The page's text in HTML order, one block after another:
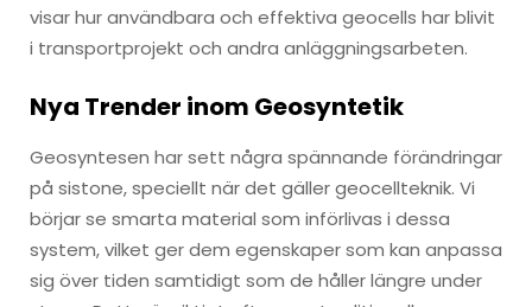
visar hur användbara och effektiva geocells har blivit
i transportprojekt och andra anläggningsarbeten.
Nya Trender inom Geosyntetik
Geosyntesen har sett några spännande förändringar
på sistone, speciellt när det gäller geocellteknik. Vi
börjar se smarta material som införlivas i dessa
system, vilket ger dem egenskaper som kan anpassa
sig över tiden samtidigt som de håller längre under